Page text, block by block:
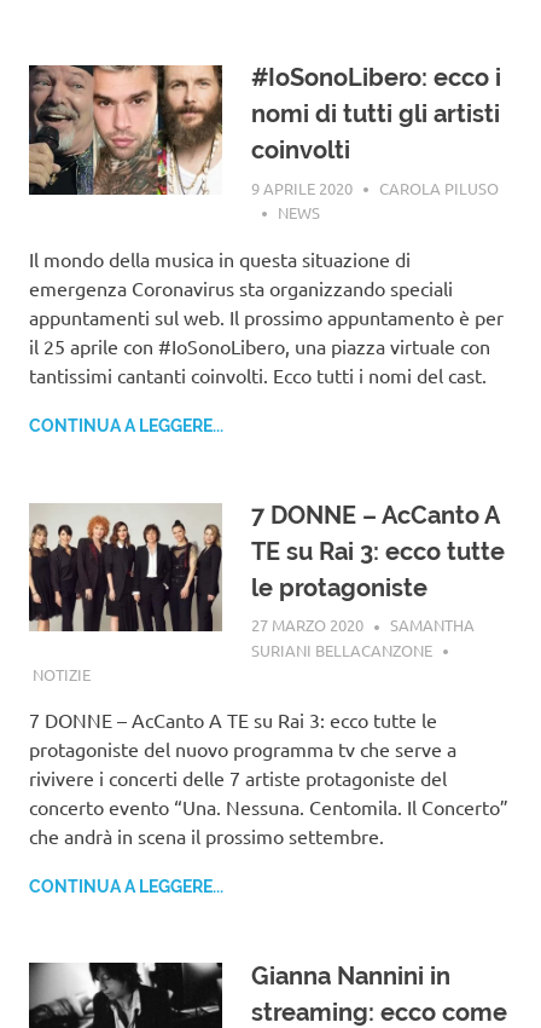
#IoSonoLibero: ecco i
nomi di tutti gli artisti
coinvolti
9 APRILE 2020
CAROLA PILUSO
NEWS
Il mondo della musica in questa situazione di
emergenza Coronavirus sta organizzando speciali
appuntamenti sul web. Il prossimo appuntamento è per
il 25 aprile con #IoSonoLibero, una piazza virtuale con
tantissimi cantanti coinvolti. Ecco tutti i nomi del cast.
CONTINUA A LEGGERE...
7 DONNE – AcCanto A
TE su Rai 3: ecco tutte
le protagoniste
27 MARZO 2020
SAMANTHA
SURIANI BELLACANZONE
NOTIZIE
7 DONNE – AcCanto A TE su Rai 3: ecco tutte le
protagoniste del nuovo programma tv che serve a
rivivere i concerti delle 7 artiste protagoniste del
concerto evento “Una. Nessuna. Centomila. Il Concerto”
che andrà in scena il prossimo settembre.
CONTINUA A LEGGERE...
Gianna Nannini in
streaming: ecco come